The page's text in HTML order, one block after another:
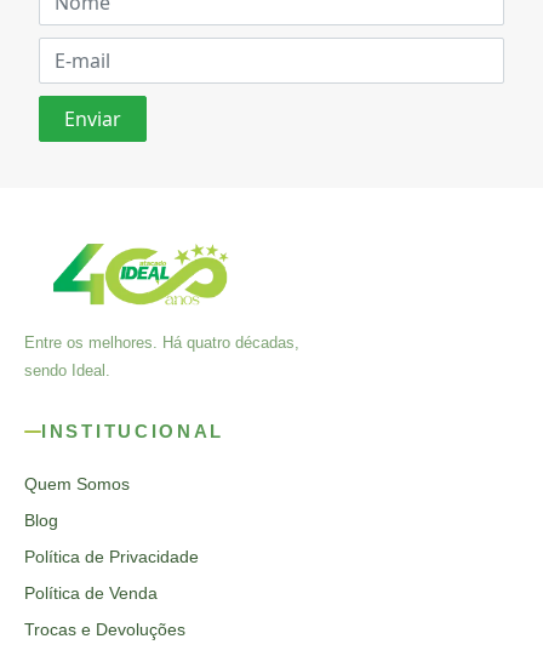
Entre os melhores. Há quatro décadas,
sendo Ideal.
INSTITUCIONAL
Quem Somos
Blog
Política de Privacidade
Política de Venda
Trocas e Devoluções